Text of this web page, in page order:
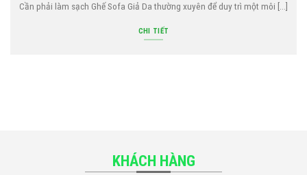
Cần phải làm sạch Ghế Sofa Giả Da thường xuyên để duy trì một môi [...]
CHI TIẾT
KHÁCH HÀNG